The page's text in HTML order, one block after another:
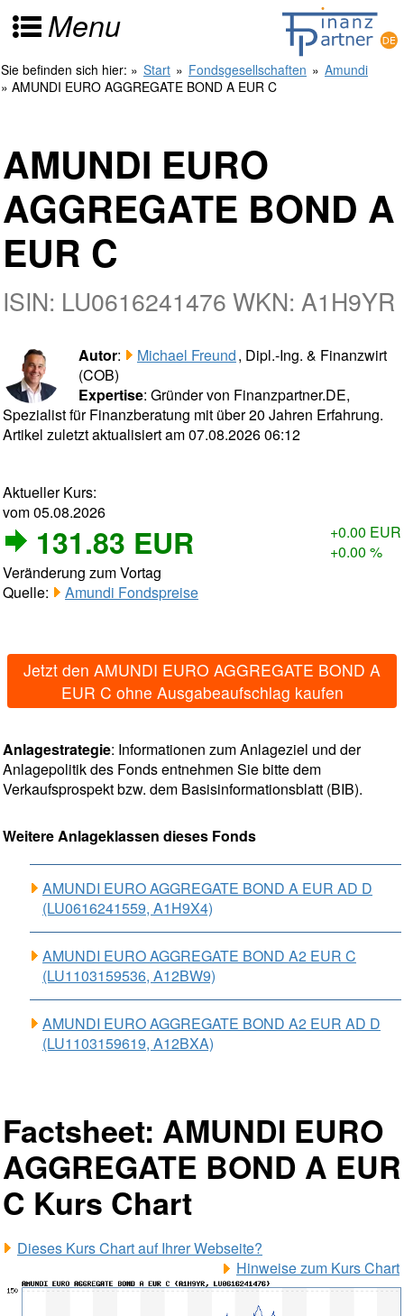
Menu
Sie befinden sich hier: » Start » Fondsgesellschaften » Amundi
» AMUNDI EURO AGGREGATE BOND A EUR C
AMUNDI EURO
AGGREGATE BOND A
EUR C
ISIN: LU0616241476 WKN: A1H9YR
Autor: Michael Freund, Dipl.-Ing. & Finanzwirt
(COB)
Expertise: Gründer von Finanzpartner.DE,
Spezialist für Finanzberatung mit über 20 Jahren Erfahrung.
Artikel zuletzt aktualisiert am 07.08.2026 06:12
Aktueller Kurs:
vom 05.08.2026
131.83 EUR
+0.00 EUR
+0.00 %
Veränderung zum Vortag
Quelle:
Amundi Fondspreise
Jetzt den AMUNDI EURO AGGREGATE BOND A
EUR C ohne Ausgabeaufschlag kaufen
Anlagestrategie: Informationen zum Anlageziel und der
Anlagepolitik des Fonds entnehmen Sie bitte dem
Verkaufsprospekt bzw. dem Basisinformationsblatt (BIB).
Weitere Anlageklassen dieses Fonds
AMUNDI EURO AGGREGATE BOND A EUR AD D
(LU0616241559, A1H9X4)
AMUNDI EURO AGGREGATE BOND A2 EUR C
(LU1103159536, A12BW9)
AMUNDI EURO AGGREGATE BOND A2 EUR AD D
(LU1103159619, A12BXA)
Factsheet: AMUNDI EURO
AGGREGATE BOND A EUR
C Kurs Chart
Dieses Kurs Chart auf Ihrer Webseite?
Hinweise zum Kurs Chart